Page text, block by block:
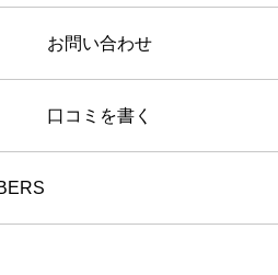
お問い合わせ
口コミを書く